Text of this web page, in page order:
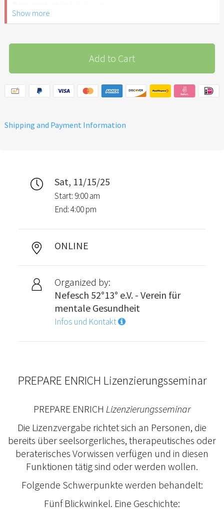
Tarif nicht möglich.
Show more
Add to Cart
Shipping and Payment Information
Sat, 11/15/25
Start: 9:00 am
End: 4:00 pm
ONLINE
Organized by:
Nefesch 52°13° e.V. - Verein für
mentale Gesundheit
Infos und Kontakt
PREPARE ENRICH Lizenzierungsseminar
PREPARE ENRICH Lizenzierungsseminar
Die Lizenzvergabe richtet sich an Personen, die
bereits über seelsorgerliches, therapeutisches oder
beraterisches Vorwissen verfügen und in diesen
Funktionen tätig sind oder werden wollen.
Folgende Schwerpunkte werden behandelt:
Fünf Blickwinkel. Eine Geschichte: